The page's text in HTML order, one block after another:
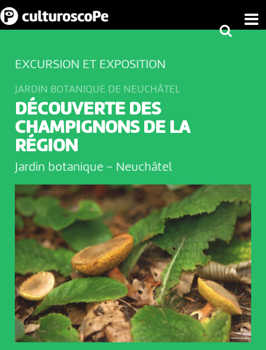
EXCURSION ET EXPOSITION
JARDIN BOTANIQUE DE NEUCHÂTEL
DÉCOUVERTE DES
CHAMPIGNONS DE LA
RÉGION
Jardin botanique - Neuchâtel